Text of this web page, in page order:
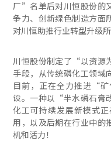
厂”名单后对川恒股份的
争力、创新绿色制造方面
对川恒助推行业转型升级
川恒股份制定了“以资源
手段，从传统磷化工领域
目前，正在全力推进“
设。一种以“半水磷石膏
化工可持续发展新模式
用，以及后期在行业中的
机和活力！